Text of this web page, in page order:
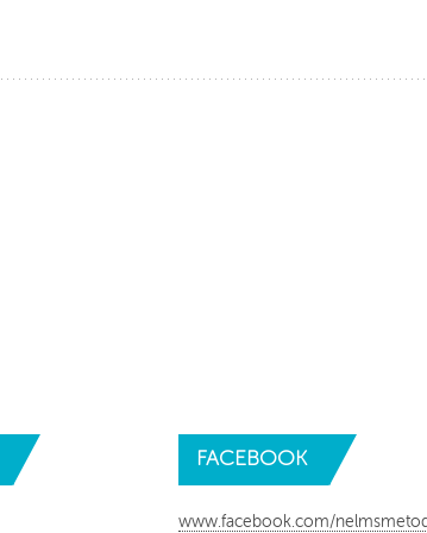
FACEBOOK
www.facebook.com/